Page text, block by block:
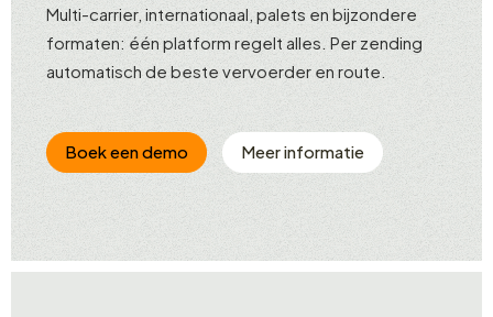
Multi-carrier, internationaal, palets en bijzondere
formaten: één platform regelt alles. Per zending
automatisch de beste vervoerder en route.
Boek een demo Meer informatie